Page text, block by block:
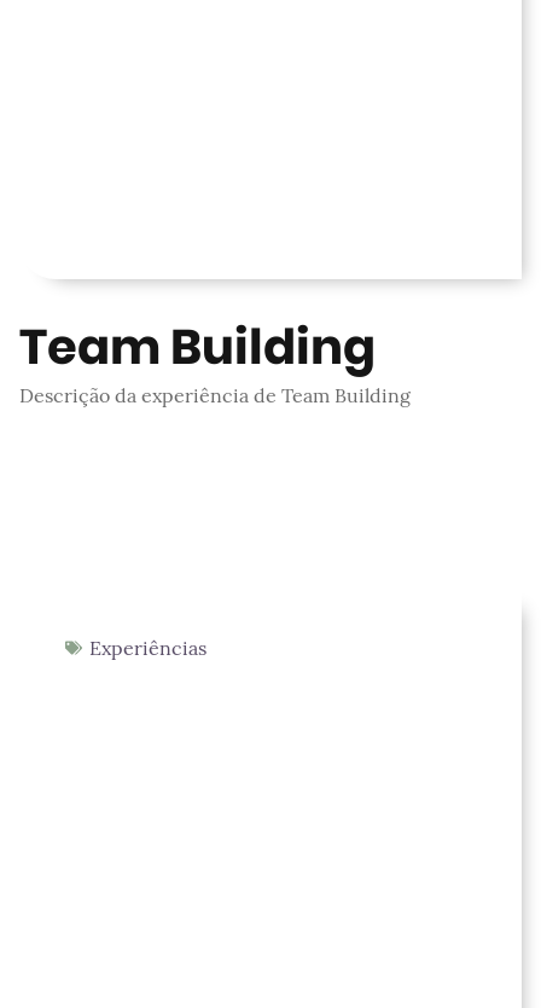
Team Building
Descrição da experiência de Team Building
Experiências